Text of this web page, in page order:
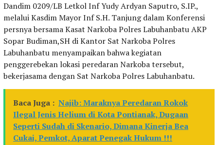
Dandim 0209/LB Letkol Inf Yudy Ardyan Saputro, S.IP.,
melalui Kasdim Mayor Inf S.H. Tanjung dalam Konferensi
persnya bersama Kasat Narkoba Polres Labuhanbatu AKP
Sopar Budiman,SH di Kantor Sat Narkoba Polres
Labuhanbatu menyampaikan bahwa kegiatan
penggerebekan lokasi peredaran Narkoba tersebut,
bekerjasama dengan Sat Narkoba Polres Labuhanbatu.
Baca Juga : Najib: Maraknya Peredaran Rokok
Ilegal Jenis Helium di Kota Pontianak, Dugaan
Seperti Sudah di Skenario, Dimana Kinerja Bea
Cukai, Pemkot, Aparat Penegak Hukum !!!